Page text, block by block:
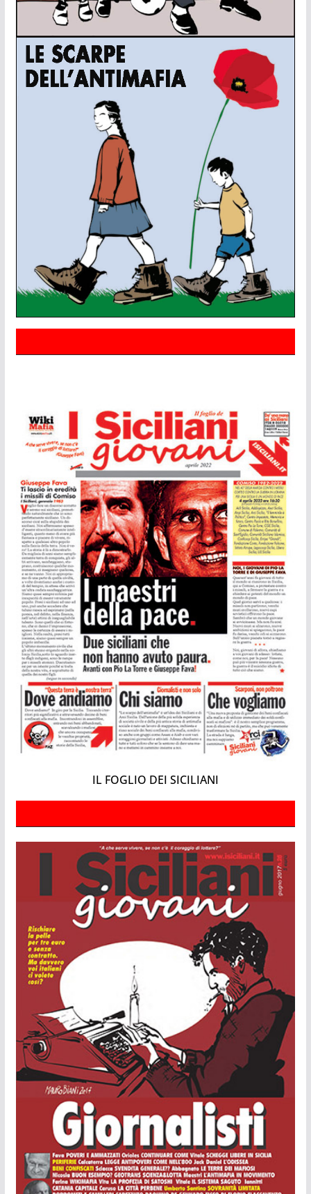
IL FOGLIO DEI SICILIANI